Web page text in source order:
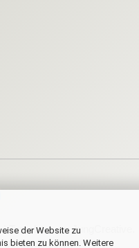
der Website zu
bieten zu können. Weitere
Template von JungCreative
Versandkosten